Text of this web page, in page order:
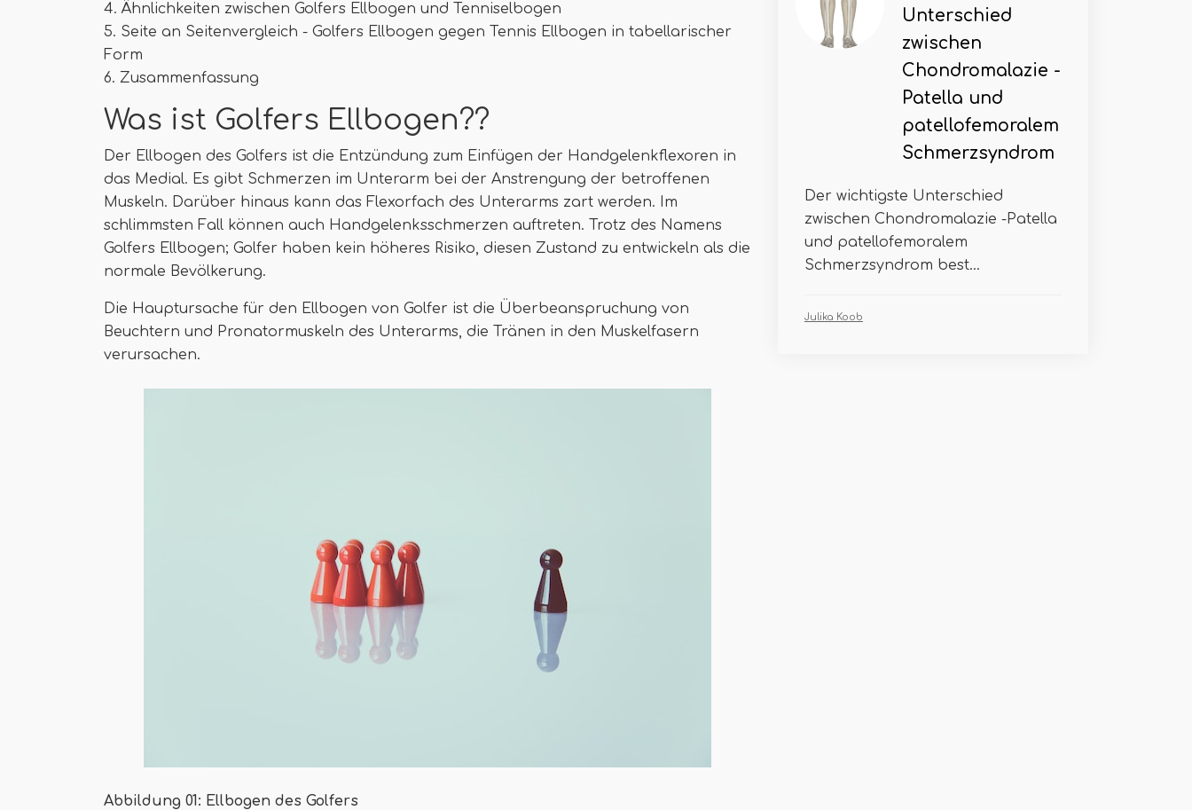
4. Ähnlichkeiten zwischen Golfers Ellbogen und Tenniselbogen
5. Seite an Seitenvergleich - Golfers Ellbogen gegen Tennis Ellbogen in tabellarischer
Form
6. Zusammenfassung
Was ist Golfers Ellbogen??
Der Ellbogen des Golfers ist die Entzündung zum Einfügen der Handgelenkflexoren in
das Medial. Es gibt Schmerzen im Unterarm bei der Anstrengung der betroffenen
Muskeln. Darüber hinaus kann das Flexorfach des Unterarms zart werden. Im
schlimmsten Fall können auch Handgelenksschmerzen auftreten. Trotz des Namens
Golfers Ellbogen; Golfer haben kein höheres Risiko, diesen Zustand zu entwickeln als die
normale Bevölkerung.
Die Hauptursache für den Ellbogen von Golfer ist die Überbeanspruchung von
Beuchtern und Pronatormuskeln des Unterarms, die Tränen in den Muskelfasern
verursachen.
Abbildung 01: Ellbogen des Golfers
Unterschied
zwischen
Chondromalazie -
Patella und
patellofemoralem
Schmerzsyndrom
Der wichtigste Unterschied
zwischen Chondromalazie -Patella
und patellofemoralem
Schmerzsyndrom best...
Julika Koob